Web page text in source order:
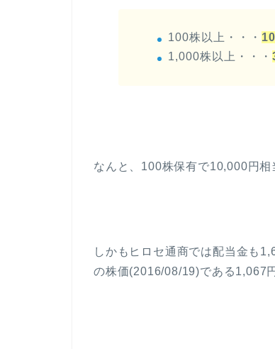
100株以上・・・
1,000株以上・・・
なんと、100株保有で10,000円相
しかもヒロセ通商では配当金も
の株価(2016/08/19)である1,067